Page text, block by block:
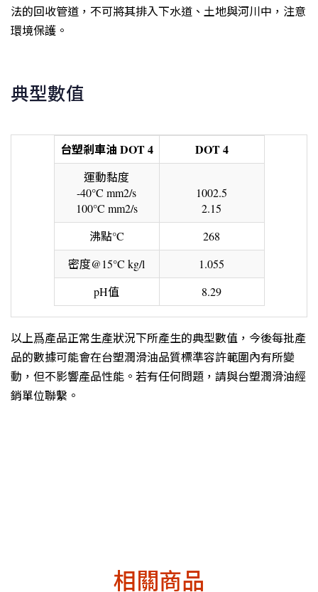
法的回收管道，不可將其排入下水道、土地與河川中，注意
環境保護。
典型數值
台塑剎車油 DOT 4 DOT 4
運動黏度
-40°C mm2/s
100°C mm2/s
1002.5
2.15
沸點°C
268
密度@15°C kg/l
1.055
pH值
8.29
以上爲產品正常生產狀況下所產生的典型數值，今後每批產
品的數據可能會在台塑潤滑油品質標準容許範圍內有所變
動，但不影響產品性能。若有任何問題，請與台塑潤滑油經
銷單位聯繫。
相關商品